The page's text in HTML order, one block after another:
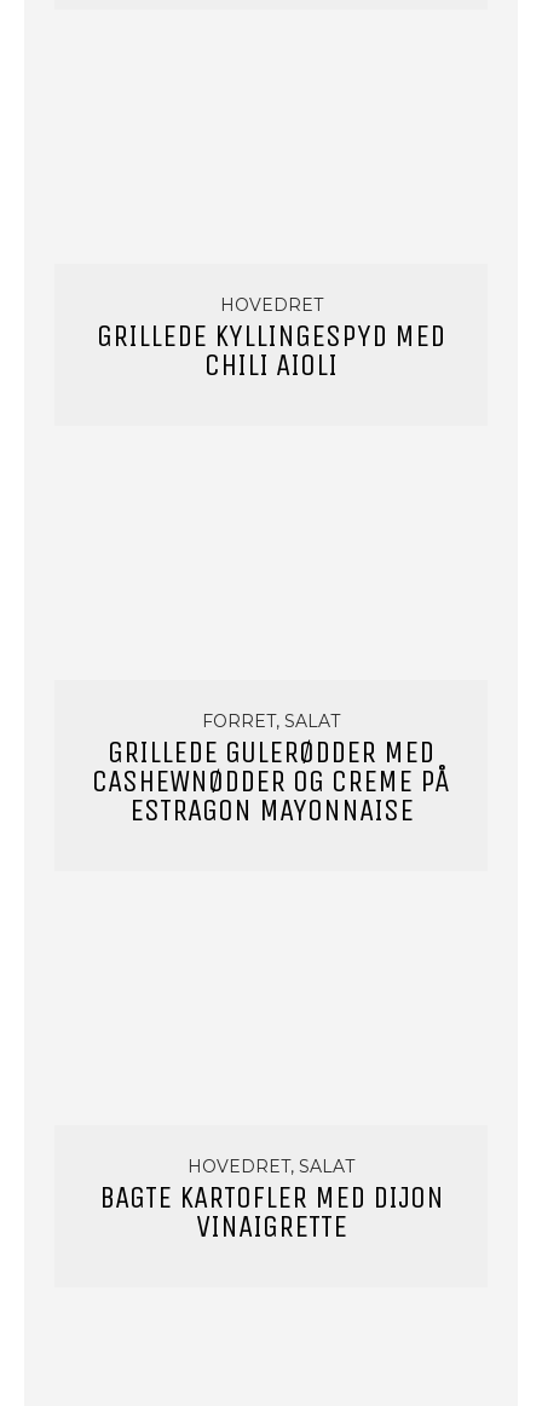
HOVEDRET
GRILLEDE KYLLINGESPYD MED
CHILI AIOLI
FORRET, SALAT
GRILLEDE GULERØDDER MED
CASHEWNØDDER OG CREME PÅ
ESTRAGON MAYONNAISE
HOVEDRET, SALAT
BAGTE KARTOFLER MED DIJON
VINAIGRETTE